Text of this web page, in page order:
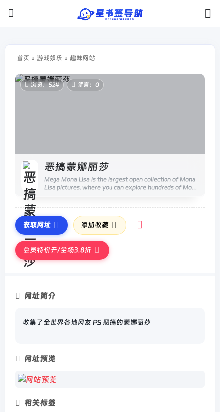
首页 游戏娱乐 趣味网站
浏览：524 留言：0
恶搞蒙娜丽莎
Mega Mona Lisa is the largest open collection of Mona
Lisa pictures, where you can explore hundreds of Mona
获取网址 添加收藏
会员特价开/全场3.8折
网址简介
收集了全世界各地网友 PS 恶搞的蒙娜丽莎
网址预览
相关标签